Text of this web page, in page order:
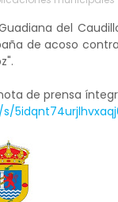
del
de acoso
de prensa